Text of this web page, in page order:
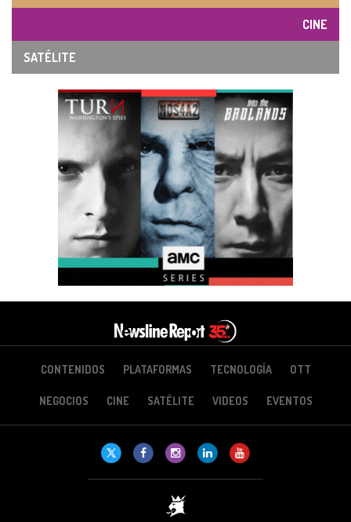
CINE
SATÉLITE
CONTENIDOS PLATAFORMAS TECNOLOGÍA OTT
NEGOCIOS CINE SATÉLITE VIDEOS EVENTOS